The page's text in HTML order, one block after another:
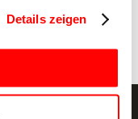
gerne:
Lage
Details zeigen